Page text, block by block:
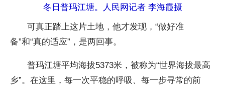
冬日普玛江塘。人民网记者 李海霞摄
可真正踏上这片土地，他才发现，“做好准
备”和“真的适应”，是两回事。
普玛江塘平均海拔5373米，被称为“世界海拔最高
乡”。在这里，每一次平稳的呼吸、每一步寻常的前